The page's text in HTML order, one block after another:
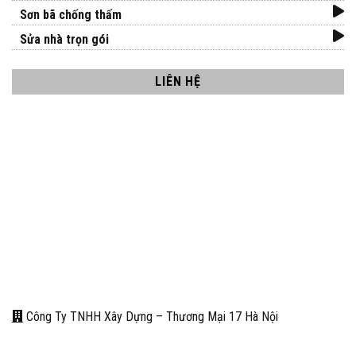
Sơn bã chống thấm
Sửa nhà trọn gói
LIÊN HỆ
Công Ty TNHH Xây Dựng – Thương Mại 17 Hà Nội